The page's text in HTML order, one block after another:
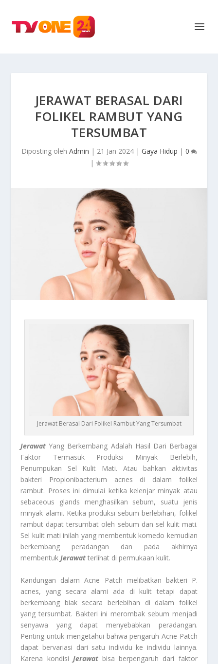
JERAWAT BERASAL DARI
FOLIKEL RAMBUT YANG
TERSUMBAT
Diposting oleh Admin | 21 Jan 2024| Gaya Hidup | 0
|
Jerawat Berasal Dari Folikel Rambut Yang Tersumbat
Jerawat Yang Berkembang Adalah Hasil Dari Berbagai
Faktor Termasuk Produksi Minyak Berlebih,
Penumpukan Sel Kulit Mati. Atau bahkan aktivitas
bakteri Propionibacterium acnes di dalam folikel
rambut. Proses ini dimulai ketika kelenjar minyak atau
sebaceous glands menghasilkan sebum, suatu jenis
minyak alami. Ketika produksi sebum berlebihan, folikel
rambut dapat tersumbat oleh sebum dan sel kulit mati.
Sel kulit mati inilah yang membentuk komedo kemudian
berkembang peradangan dan pada akhirnya
membentukJerawat terlihat di permukaan kulit.
Kandungan dalam Acne Patch melibatkan bakteri P.
acnes, yang secara alami ada di kulit tetapi dapat
berkembang biak secara berlebihan di dalam folikel
yang tersumbat. Bakteri ini merombak sebum menjadi
senyawa yang dapat menyebabkan peradangan.
Penting untuk mengetahui bahwa pengaruh Acne Patch
dapat bervariasi dari satu individu ke individu lainnya.
Karena kondisi Jerawatbisa berpengaruh dari faktor